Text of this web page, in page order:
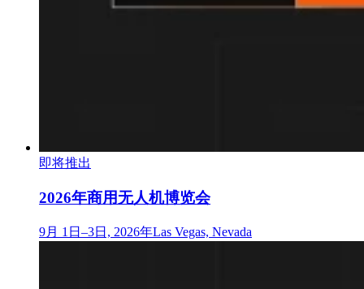
即将推出
2026年商用无人机博览会
9月 1日–3日, 2026年Las Vegas, Nevada